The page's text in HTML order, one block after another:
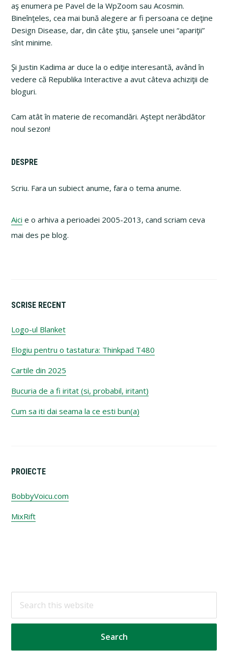
aş enumera pe Pavel de la WpZoom sau Acosmin.
Bineînţeles, cea mai bună alegere ar fi persoana ce deţine
Design Disease, dar, din câte ştiu, şansele unei “apariţii”
sînt minime.
Şi Justin Kadima ar duce la o ediţie interesantă, având în
vedere că Republika Interactive a avut câteva achiziţii de
bloguri.
Cam atât în materie de recomandări. Aştept nerăbdător
noul sezon!
Primary
Sidebar
DESPRE
Scriu. Fara un subiect anume, fara o tema anume.
Aici e o arhiva a perioadei 2005-2013, cand scriam ceva
mai des pe blog.
SCRISE RECENT
Logo-ul Blanket
Elogiu pentru o tastatura: Thinkpad T480
Cartile din 2025
Bucuria de a fi iritat (si, probabil, iritant)
Cum sa iti dai seama la ce esti bun(a)
PROIECTE
BobbyVoicu.com
MixRift
Footer
this
website